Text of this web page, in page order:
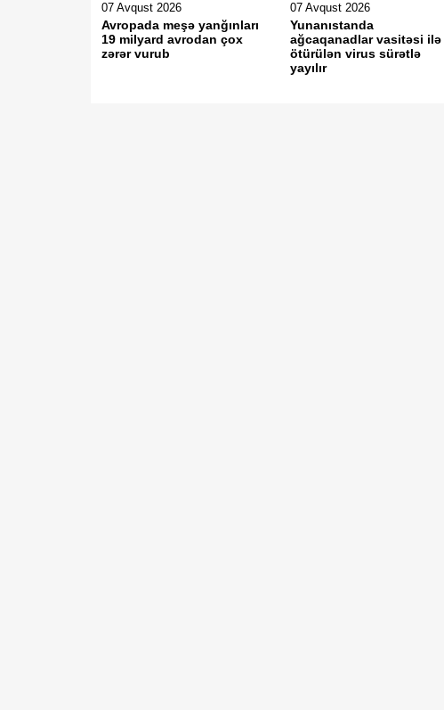
07 Avqust 2026
Avropada meşə yanğınları
19 milyard avrodan çox
zərər vurub
07 Avqust 2026
Yunanıstanda
ağcaqanadlar vasitəsi ilə
ötürülən virus sürətlə
yayılır